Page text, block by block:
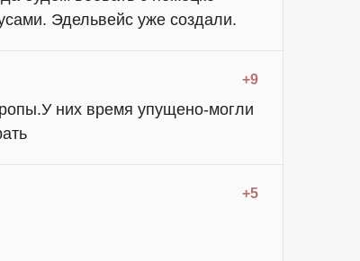
Эдельвейс уже создали.
+9
них время упущено-могли
+5